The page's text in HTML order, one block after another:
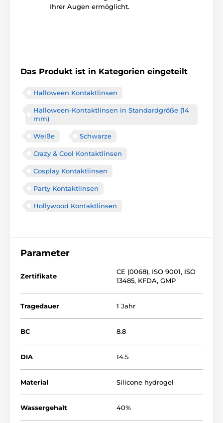
Ihrer Augen ermöglicht.
Das Produkt ist in Kategorien eingeteilt
Halloween Kontaktlinsen
Halloween-Kontaktlinsen in Standardgröße (14
mm)
Weiße Schwarze
Crazy & Cool Kontaktlinsen
Cosplay Kontaktlinsen
Party Kontaktlinsen
Hollywood Kontaktlinsen
Parameter
Zertifikate
CE (0068), ISO 9001, ISO
13485, KFDA, GMP
Tragedauer 1 Jahr
BC 8.8
DIA 14.5
Material Silicone hydrogel
Wassergehalt 40%